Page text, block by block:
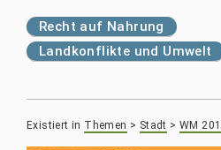
Recht auf Nahrung
Landkonflikte und Umwelt
Existiert in Themen > Stadt >WM